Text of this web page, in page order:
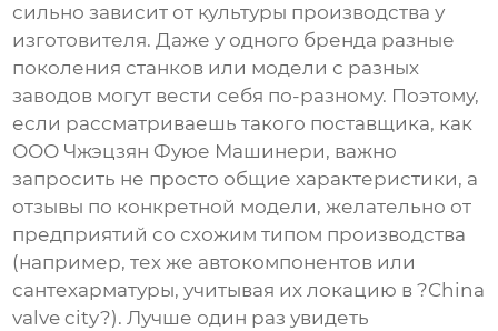
сильно зависит от культуры производства у
изготовителя. Даже у одного бренда разные
поколения станков или модели с разных
заводов могут вести себя по-разному. Поэтому,
если рассматриваешь такого поставщика, как
ООО Чжэцзян Фуюе Машинери, важно
запросить не просто общие характеристики, а
отзывы по конкретной модели, желательно от
предприятий со схожим типом производства
(например, тех же автокомпонентов или
сантехарматуры, учитывая их локацию в ?China
valve city?). Лучше один раз увидеть